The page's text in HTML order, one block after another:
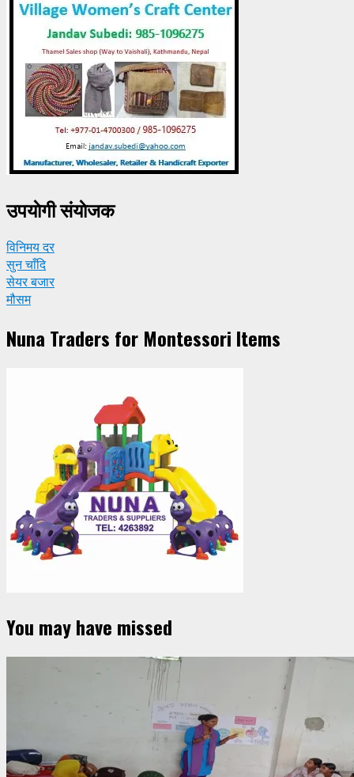
उपयाेगी संयाेजक
विनिमय दर
सुन चाँदि
सेयर बजार
मौसम
Nuna Traders for Montessori Items
You may have missed